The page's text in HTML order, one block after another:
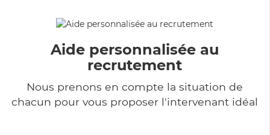
Aide personnalisée au
recrutement
Nous prenons en compte la situation de
chacun pour vous proposer l'intervenant idéal